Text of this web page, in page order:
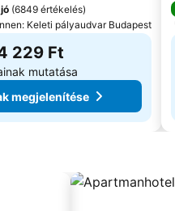
(6849 értékelés)
Keleti pályaudvar Budapest
229 Ft
mutatása
megjelenítése